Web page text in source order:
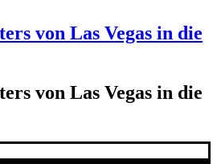
von Las Vegas in die
von Las Vegas in die